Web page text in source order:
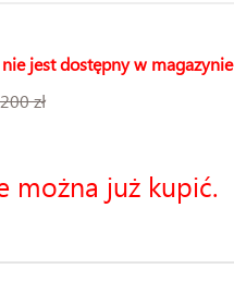
jest dostępny w magazynie
zł
można już kupić.